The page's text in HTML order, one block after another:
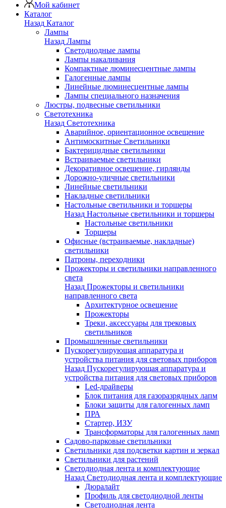
Мой кабинет
Каталог
Назад Каталог
Лампы
Назад Лампы
Светодиодные лампы
Лампы накаливания
Компактные люминесцентные лампы
Галогенные лампы
Линейные люминесцентные лампы
Лампы специального назначения
Люстры, подвесные светильники
Светотехника
Назад Светотехника
Аварийное, ориентационное освещение
Антимоскитные Светильники
Бактерицидные светильники
Встраиваемые светильники
Декоративное освещение, гирлянды
Дорожно-уличные светильники
Линейные светильники
Накладные светильники
Настольные светильники и торшеры
Назад Настольные светильники и торшеры
Настольные светильники
Торшеры
Офисные (встраиваемые, накладные)
светильники
Патроны, переходники
Прожекторы и светильники направленного
света
Назад Прожекторы и светильники
направленного света
Архитектурное освещение
Прожекторы
Треки, аксессуары для трековых
светильников
Промышленные светильники
Пускорегулирующая аппаратура и
устройства питания для световых приборов
Назад Пускорегулирующая аппаратура и
устройства питания для световых приборов
Led-драйверы
Блок питания для газоразрядных лапм
Блоки защиты для галогенных ламп
ПРА
Стартер, ИЗУ
Трансформаторы для галогенных ламп
Садово-парковые светильники
Светильники для подсветки картин и зеркал
Светильники для растений
Светодиодная лента и комплектующие
Назад Светодиодная лента и комплектующие
Дюралайт
Профиль для светодиодной ленты
Светодиодная лента